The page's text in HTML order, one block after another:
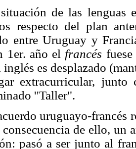
de las lenguas
respecto del plan
entre Uruguay y
1er. año el francés
es desplazado
extracurricular, junto
''Taller".
uruguayo-francés
de ello, un
pasó a ser junto al